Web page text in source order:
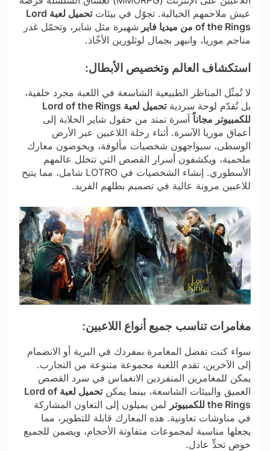
عيش ملاحمهم الخيالية. تجوّل في بيئات
تحميل لعبة Lord
of the Rings من ميديا فاير
شهيرة مثل شاير، وتحمّل غدر
مناجم موريا، وانبهر بجمال لوثلورين الأخّاذ.
استكشاف العالم وتخصيص الأبطال:
لا تُمثّل المناظر الطبيعية الشاسعة في اللعبة مجرد خلفية،
بل تُقدّم لوحة سردية
تحميل لعبة Lord of the Rings
للكمبيوتر مجاناً آسرة تمتد من حقول شاير الخلابة إلى
أعماق موريا الآسرة. أثناء رحلة اللاعبين عبر الأرض
الوسطى، سيواجهون شخصيات مألوفة، ويخوضون معارك
ملحمية، ويكشفون أسرار القصص التي تتخلل عالمهم
الأسطوري. إنشاء الشخصيات في LOTRO شامل، مما يتيح
للاعبين مرونة عالية في تصميم بطلهم الفريد.
مغامرات تناسب جميع أنواع اللاعبين:
سواء كنت تفضل المغامرة بمفردك في البرية أو الانضمام
إلى الآخرين، تقدم اللعبة مجموعة متنوعة من التجارب.
يمكن للمغامرين المنفردين الانغماس في سرد ​​القصص
العميق والبيئات الشاسعة، بينما يمكن
تحميل لعبة Lord of
the Rings للكمبيوتر
لمن يميلون إلى التعاون المشاركة
في مناوشات تعاونية. هذه المعارك قابلة للتطوير، مما
يجعلها مناسبة لمجموعات متفاوتة الأحجام، ويضمن للجميع
خوض تحدٍّ عادل.